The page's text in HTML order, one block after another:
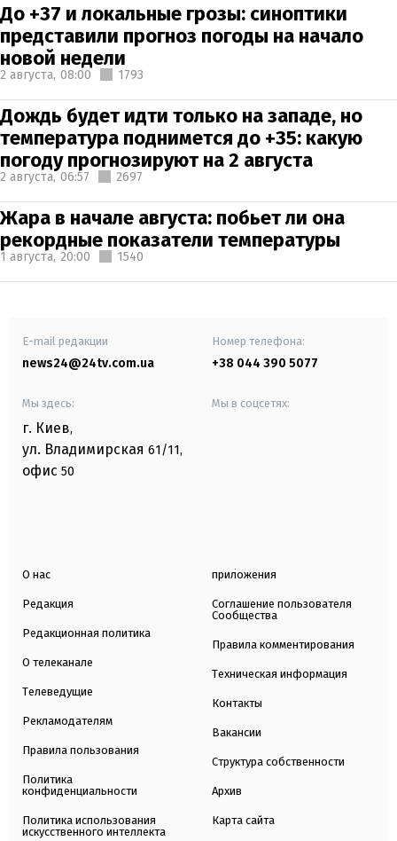
До +37 и локальные грозы: синоптики
представили прогноз погоды на начало
новой недели
2 августа, 08:00 1793
Дождь будет идти только на западе, но
температура поднимется до +35: какую
погоду прогнозируют на 2 августа
2 августа, 06:57 2697
Жара в начале августа: побьет ли она
рекордные показатели температуры
1 августа, 20:00 1540
E-mail редакции
news24@24tv.com.ua
Номер телефона:
+38 044 390 5077
Мы здесь:
г. Киев,
ул. Владимирская 61/11,
офис 50
Мы в соцсетях:
О нас
Редакция
Редакционная политика
О телеканале
Телеведущие
Рекламодателям
Правила пользования
Политика
конфиденциальности
Политика использования
искусственного интеллекта
приложения
Соглашение пользователя
Сообщества
Правила комментирования
Техническая информация
Контакты
Вакансии
Структура собственности
Архив
Карта сайта